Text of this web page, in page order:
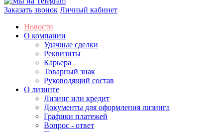
Заказать звонок Личный кабинет
Новости
О компании
Удачные сделки
Реквизиты
Карьера
Товарный знак
Руководящий состав
О лизинге
Лизинг или кредит
Документы для оформления лизинга
Графики платежей
Вопрос - ответ